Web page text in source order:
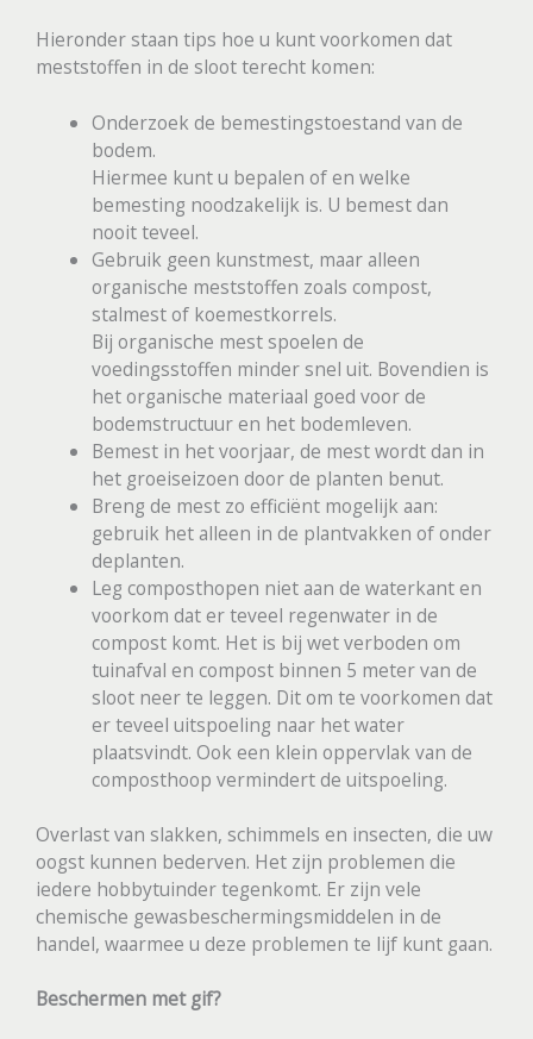
Hieronder staan tips hoe u kunt voorkomen dat
meststoffen in de sloot terecht komen:
Onderzoek de bemestingstoestand van de
bodem.
Hiermee kunt u bepalen of en welke
bemesting noodzakelijk is. U bemest dan
nooit teveel.
Gebruik geen kunstmest, maar alleen
organische meststoffen zoals compost,
stalmest of koemestkorrels.
Bij organische mest spoelen de
voedingsstoffen minder snel uit. Bovendien is
het organische materiaal goed voor de
bodemstructuur en het bodemleven.
Bemest in het voorjaar, de mest wordt dan in
het groeiseizoen door de planten benut.
Breng de mest zo efficiënt mogelijk aan:
gebruik het alleen in de plantvakken of onder
deplanten.
Leg composthopen niet aan de waterkant en
voorkom dat er teveel regenwater in de
compost komt. Het is bij wet verboden om
tuinafval en compost binnen 5 meter van de
sloot neer te leggen. Dit om te voorkomen dat
er teveel uitspoeling naar het water
plaatsvindt. Ook een klein oppervlak van de
composthoop vermindert de uitspoeling.
Overlast van slakken, schimmels en insecten, die uw
oogst kunnen bederven. Het zijn problemen die
iedere hobbytuinder tegenkomt. Er zijn vele
chemische gewasbeschermingsmiddelen in de
handel, waarmee u deze problemen te lijf kunt gaan.
Beschermen met gif?